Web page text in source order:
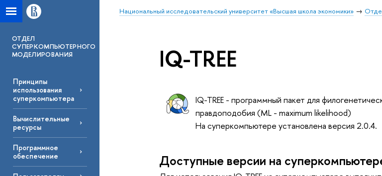
Национальный исследовательский университет «Высшая школа экономики»
ОТДЕЛ
СУПЕРКОМПЬЮТЕРНОГО
МОДЕЛИРОВАНИЯ
Принципы
использования
суперкомпьютера
Вычислительные
ресурсы
Программное
обеспечение
IQ-TREE
IQ-TREE - программный пакет для
правдоподобия (ML - maximum likelihood)
На суперкомпьютере установлена версия 2.0.4.
Доступные версии на